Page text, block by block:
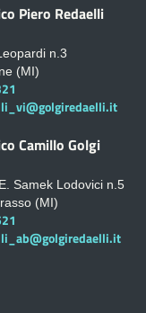
Piero Redaelli
n.3
(MI)
Camillo Golgi
Samek Lodovici n.5
(MI)